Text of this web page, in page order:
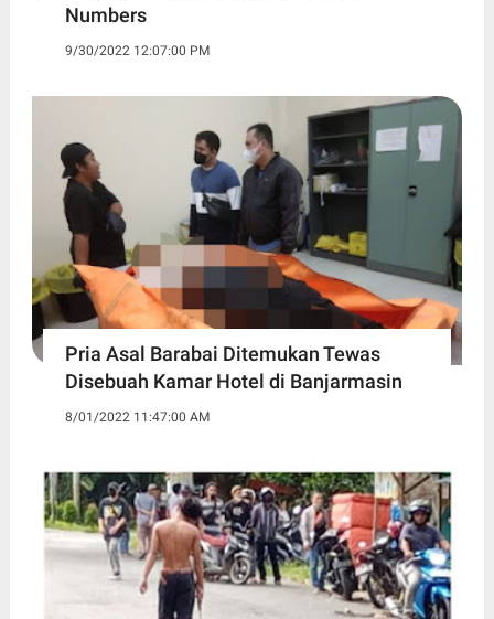
Numbers
9/30/2022 12:07:00 PM
Pria Asal Barabai Ditemukan Tewas
Disebuah Kamar Hotel di Banjarmasin
8/01/2022 11:47:00 AM